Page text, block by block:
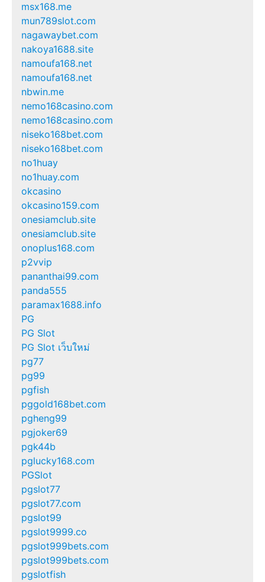
msx168.me
mun789slot.com
nagawaybet.com
nakoya1688.site
namoufa168.net
namoufa168.net
nbwin.me
nemo168casino.com
nemo168casino.com
niseko168bet.com
niseko168bet.com
no1huay
no1huay.com
okcasino
okcasino159.com
onesiamclub.site
onesiamclub.site
onoplus168.com
p2vvip
pananthai99.com
panda555
paramax1688.info
PG
PG Slot
PG Slot เว็บใหม่
pg77
pg99
pgfish
pggold168bet.com
pgheng99
pgjoker69
pgk44b
pglucky168.com
PGSlot
pgslot77
pgslot77.com
pgslot99
pgslot9999.co
pgslot999bets.com
pgslot999bets.com
pgslotfish